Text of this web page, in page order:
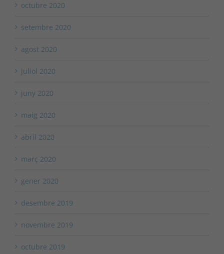
octubre 2020
setembre 2020
agost 2020
juliol 2020
juny 2020
maig 2020
abril 2020
març 2020
gener 2020
desembre 2019
novembre 2019
octubre 2019